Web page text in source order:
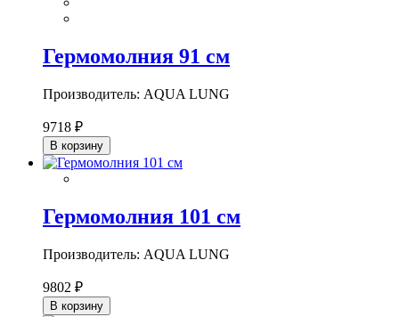
Гермомолния 91 см
Производитель: AQUA LUNG
9718 ₽
В корзину
Гермомолния 101 см
Производитель: AQUA LUNG
9802 ₽
В корзину